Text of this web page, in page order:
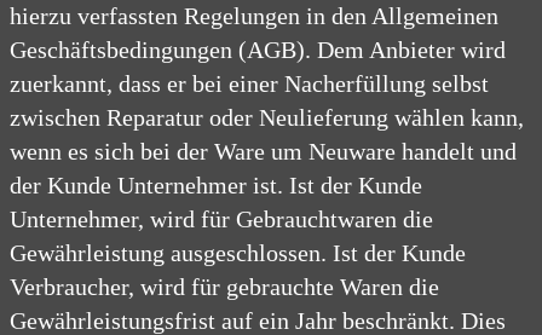
hierzu verfassten Regelungen in den Allgemeinen
Geschäftsbedingungen (AGB). Dem Anbieter wird
zuerkannt, dass er bei einer Nacherfüllung selbst
zwischen Reparatur oder Neulieferung wählen kann,
wenn es sich bei der Ware um Neuware handelt und
der Kunde Unternehmer ist. Ist der Kunde
Unternehmer, wird für Gebrauchtwaren die
Gewährleistung ausgeschlossen. Ist der Kunde
Verbraucher, wird für gebrauchte Waren die
Gewährleistungsfrist auf ein Jahr beschränkt. Dies